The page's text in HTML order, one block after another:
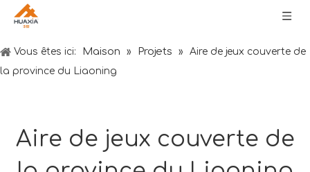
Vous êtes ici: Maison » Projets »
Aire de jeux couverte de
la province du Liaoning
Aire de jeux couverte de